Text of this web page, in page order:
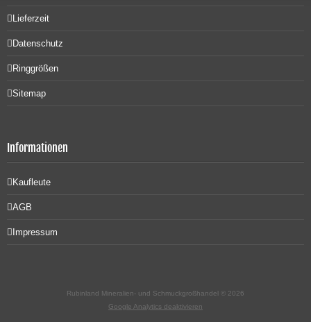
Lieferzeit
Datenschutz
Ringgrößen
Sitemap
Informationen
Kaufleute
AGB
Impressum
Rubinland Mineralien- und Schmuckgroßhandel © 2026
Google Analytics deaktivieren